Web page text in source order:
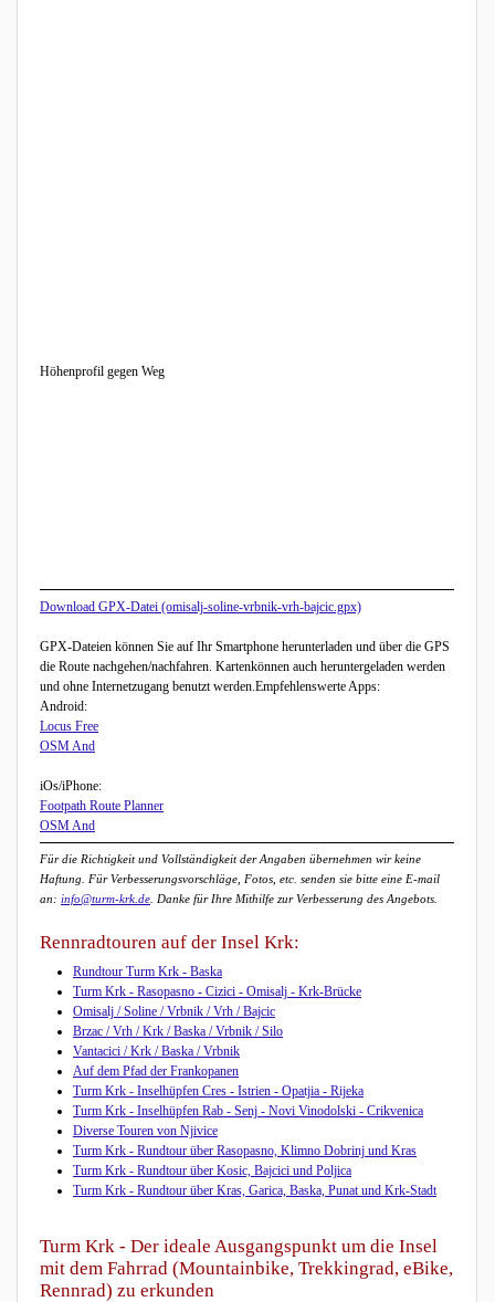
Höhenprofil gegen Weg
Download GPX-Datei (omisalj-soline-vrbnik-vrh-bajcic.gpx)
GPX-Dateien können Sie auf Ihr Smartphone herunterladen und über die GPS
die Route nachgehen/nachfahren. Kartenkönnen auch heruntergeladen werden
und ohne Internetzugang benutzt werden.Empfehlenswerte Apps:
Android:
Locus Free
OSM And
iOs/iPhone:
Footpath Route Planner
OSM And
Für die Richtigkeit und Vollständigkeit der Angaben übernehmen wir keine
Haftung. Für Verbesserungsvorschläge, Fotos, etc. senden sie bitte eine E-mail
an: info@turm-krk.de . Danke für Ihre Mithilfe zur Verbesserung des Angebots.
Rennradtouren auf der Insel Krk:
Rundtour Turm Krk - Baska
Turm Krk - Rasopasno - Cizici - Omisalj - Krk-Brücke
Omisalj / Soline / Vrbnik / Vrh / Bajcic
Brzac / Vrh / Krk / Baska / Vrbnik / Silo
Vantacici / Krk / Baska / Vrbnik
Auf dem Pfad der Frankopanen
Turm Krk - Inselhüpfen Cres - Istrien - Opatjia - Rijeka
Turm Krk - Inselhüpfen Rab - Senj - Novi Vinodolski - Crikvenica
Diverse Touren von Njivice
Turm Krk - Rundtour über Rasopasno, Klimno Dobrinj und Kras
Turm Krk - Rundtour über Kosic, Bajcici und Poljica
Turm Krk - Rundtour über Kras, Garica, Baska, Punat und Krk-Stadt
Turm Krk - Der ideale Ausgangspunkt um die Insel
mit dem Fahrrad (Mountainbike, Trekkingrad, eBike,
Rennrad) zu erkunden